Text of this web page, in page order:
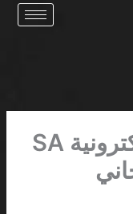
كازينو يقبل محفظة إلكترونية SA